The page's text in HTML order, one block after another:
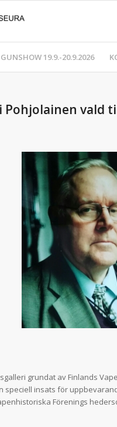
GUNSHOW 19.9.-20.9.2026
vald
grundat av Finlands
speciell insats för
Förenings